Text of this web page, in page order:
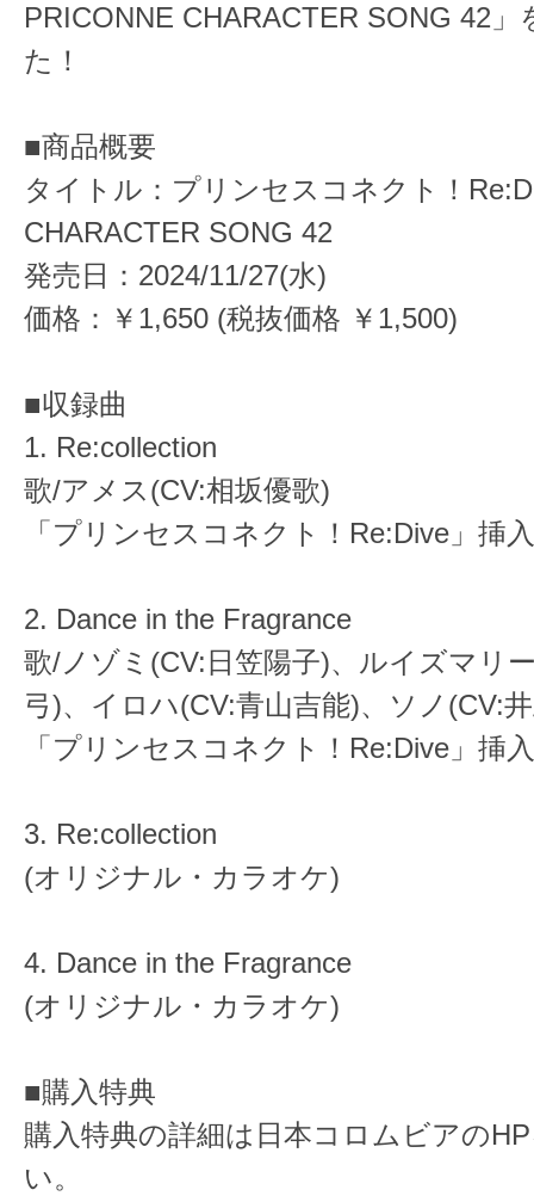
PRICONNE CHARACTER SONG 42」
た！
■商品概要
タイトル：プリンセスコネクト！
CHARACTER SONG 42
発売日：2024/11/27(水)
価格：￥1,650 (税抜価格 ￥1,500)
■収録曲
1. Re:collection
歌/アメス(CV:相坂優歌)
「プリンセスコネクト！Re:Dive」挿
2. Dance in the Fragrance
歌/ノゾミ(CV:日笠陽子)、ルイズマリ
弓)、イロハ(CV:青山吉能)、ソノ(CV:
「プリンセスコネクト！Re:Dive」挿
3. Re:collection
(オリジナル・カラオケ)
4. Dance in the Fragrance
(オリジナル・カラオケ)
■購入特典
購入特典の詳細は日本コロムビアの
い。